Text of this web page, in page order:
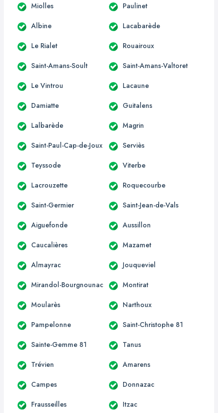
Miolles Paulinet
Albine Lacabarède
Le Rialet Rouairoux
Saint-Amans-Soult Saint-Amans-Valtoret
Le Vintrou Lacaune
Damiatte Guitalens
Lalbarède Magrin
Saint-Paul-Cap-de-Joux Serviès
Teyssode Viterbe
Lacrouzette Roquecourbe
Saint-Germier Saint-Jean-de-Vals
Aiguefonde Aussillon
Caucalières Mazamet
Almayrac Jouqueviel
Mirandol-Bourgnounac Montirat
Moularès Narthoux
Pampelonne Saint-Christophe 81
Sainte-Gemme 81 Tanus
Trévien Amarens
Campes Donnazac
Frausseilles Itzac